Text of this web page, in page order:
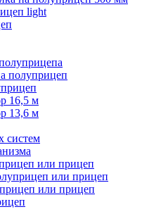
light
полуприцеп
16,5 м
13,6 м
систем
или прицеп
или прицеп
или прицеп